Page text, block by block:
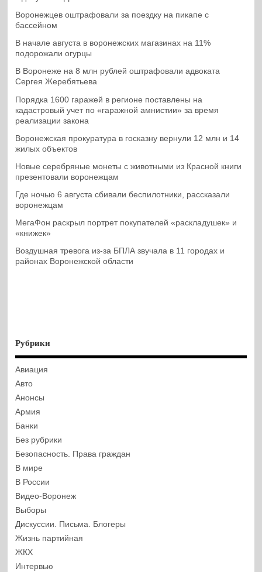
Воронежцев оштрафовали за поездку на пикапе с
бассейном
В начале августа в воронежских магазинах на 11%
подорожали огурцы
В Воронеже на 8 млн рублей оштрафовали адвоката
Сергея Жеребятьева
Порядка 1600 гаражей в регионе поставлены на
кадастровый учет по «гаражной амнистии» за время
реализации закона
Воронежская прокуратура в госказну вернули 12 млн и 14
жилых объектов
Новые серебряные монеты с животными из Красной книги
презентовали воронежцам
Где ночью 6 августа сбивали беспилотники, рассказали
воронежцам
МегаФон раскрыл портрет покупателей «раскладушек» и
«книжек»
Воздушная тревога из-за БПЛА звучала в 11 городах и
районах Воронежской области
Рубрики
Авиация
Авто
Анонсы
Армия
Банки
Без рубрики
Безопасность. Права граждан
В мире
В России
Видео-Воронеж
Выборы
Дискуссии. Письма. Блогеры
Жизнь партийная
ЖКХ
Интервью